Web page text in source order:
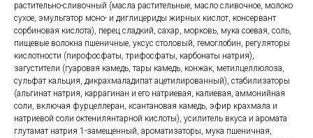
растительно-сливочный (масла растительные, масло сливочное, молоко
сухое, эмульгатор моно- и диглицериды жирных кислот, консервант
сорбиновая кислота), перец сладкий, сахар, морковь, мука соевая, соль,
пищевые волокна пшеничные, уксус столовый, гемоглобин, регуляторы
кислотности (пирофосфаты, трифосфаты, карбонаты натрия),
загустители (гуаровая камедь, тары камедь, конжак, метилцеллюлоза,
сульфат кальция, дикрахмаладипат ацетилированный), стабилизаторы
(альгинат натрия, каррагинан и его натриевая, калиевая, аммонийная
соли, включая фурцеллеран, ксантановая камедь, эфир крахмала и
натриевой соли октенилянтарной кислоты), усилитель вкуса и аромата
глутамат натрия 1-замещенный, ароматизаторы, мука пшеничная,